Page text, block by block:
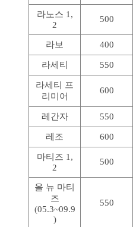
라노스 1,
2
500
라보 400
라세티 550
라세티 프
리미어
600
레간자 550
레조 600
마티즈 1,
2
500
올 뉴 마티
즈
(05.3~09.9
)
550